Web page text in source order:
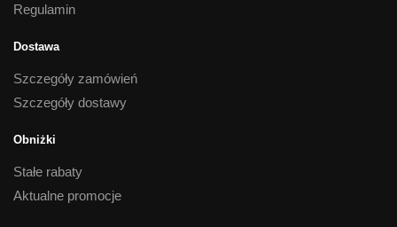
Regulamin
Dostawa
Szczegóły zamówień
Szczegóły dostawy
Obniżki
Stałe rabaty
Aktualne promocje